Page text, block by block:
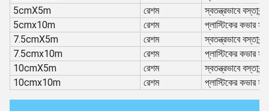
5cmX5m
রেশম
স্বতন্ত্রভাবে বস্তাবন্দী
5cmx10m
রেশম
প্লাস্টিকের কভার সহ
7.5cmX5m
রেশম
স্বতন্ত্রভাবে বস্তাবন্দী
7.5cmx10m
রেশম
প্লাস্টিকের কভার সহ
10cmX5m
রেশম
স্বতন্ত্রভাবে বস্তাবন্দী
10cmx10m
রেশম প্লাস্টিকের কভার সহ